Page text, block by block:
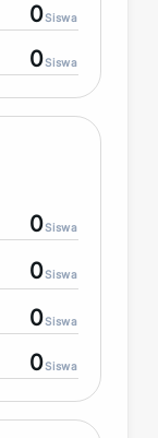
0Siswa
0Siswa
0Siswa
0Siswa
0Siswa
0Siswa